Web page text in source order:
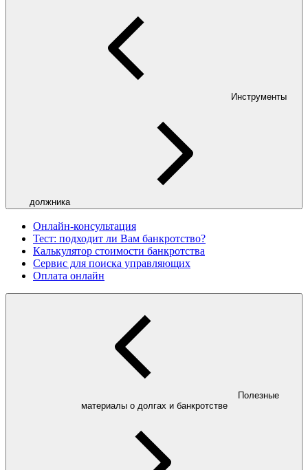
Инструменты
должника
Онлайн-консультация
Тест: подходит ли Вам банкротство?
Калькулятор стоимости банкротства
Сервис для поиска управляющих
Оплата онлайн
Полезные
материалы о долгах и банкротстве